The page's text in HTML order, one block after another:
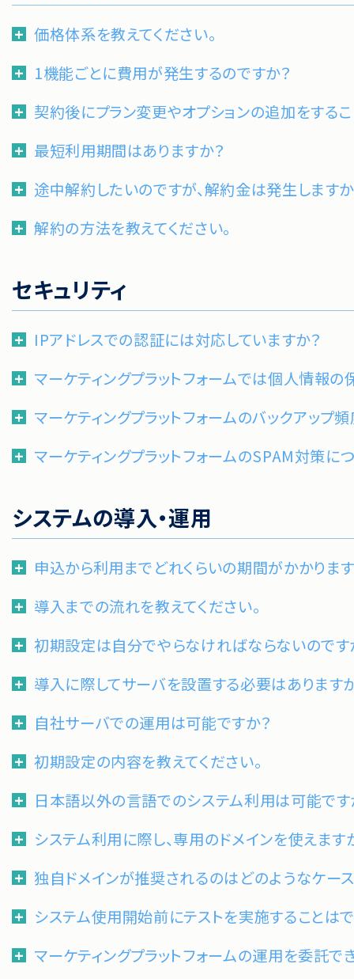
価格体系を教えてください。
1機能ごとに費用が発生するのですか？
契約後にプラン変更やオプションの追加をする
最短利用期間はありますか？
途中解約したいのですが、解約金は発生します
解約の方法を教えてください。
セキュリティ
IPアドレスでの認証には対応していますか？
マーケティングプラットフォームでは個人情報
マーケティングプラットフォームのバックアップ
マーケティングプラットフォームのSPAM対策に
システムの導入・運用
申込から利用までどれくらいの期間がかかりま
導入までの流れを教えてください。
初期設定は自分でやらなければならないのです
導入に際してサーバを設置する必要はあります
自社サーバでの運用は可能ですか？
初期設定の内容を教えてください。
日本語以外の言語でのシステム利用は可能です
システム利用に際し、専用のドメインを使えます
独自ドメインが推奨されるのはどのようなケー
システム使用開始前にテストを実施することは
マーケティングプラットフォームの運用を委託で